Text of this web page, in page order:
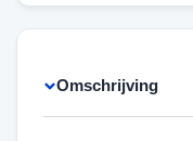
Omschrijving